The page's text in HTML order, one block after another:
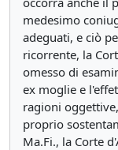
medesimo
adeguati, e ciò
ricorrente, la
omesso di
ex moglie e
ragioni
proprio
Ma.Fi., la Corte